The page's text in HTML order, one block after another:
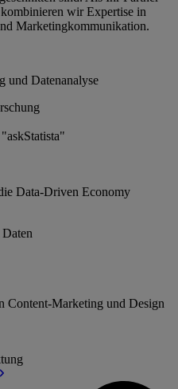
wir Expertise in
Marketingkommunikation.
und Datenanalyse
Data-Driven Economy
Content-Marketing und Design